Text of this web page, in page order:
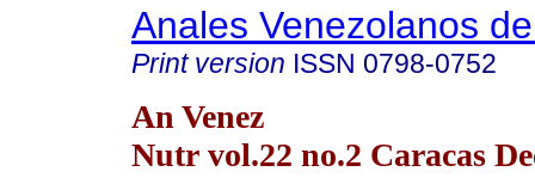
Anales Venezolanos
Print version ISSN 0798-0752
An Venez
Nutr vol.22 no.2 Caracas